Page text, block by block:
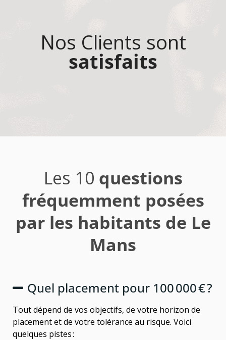
Nos Clients sont
satisfaits
Les 10 questions
fréquemment posées
par les habitants de Le
Mans
Quel placement pour 100 000 € ?
Tout dépend de vos objectifs, de votre horizon de
placement et de votre tolérance au risque. Voici
quelques pistes :